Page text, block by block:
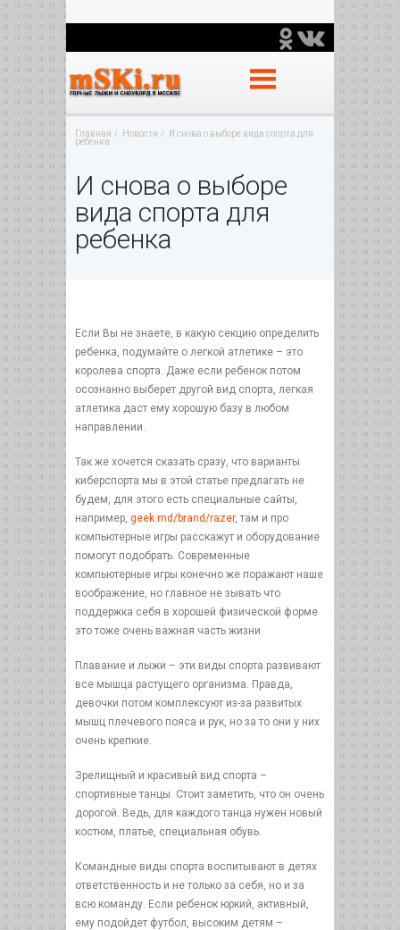
Главная Новости
И снова о выборе вида спорта для
ребенка
И снова о выборе
вида спорта для
ребенка
Если Вы не знаете, в какую секцию определить
ребенка, подумайте о легкой атлетике – это
королева спорта. Даже если ребенок потом
осознанно выберет другой вид спорта, легкая
атлетика даст ему хорошую базу в любом
направлении.
Так же хочется сказать сразу, что варианты
киберспорта мы в этой статье предлагать не
будем, для этого есть специальные сайты,
например, geek.md/brand/razer, там и про
компьютерные игры расскажут и оборудование
помогут подобрать. Современные
компьютерные игры конечно же поражают наше
воображение, но главное не зывать что
поддержка себя в хорошей физической форме
это тоже очень важная часть жизни.
Плавание и лыжи – эти виды спорта развивают
все мышца растущего организма. Правда,
девочки потом комплексуют из-за развитых
мышц плечевого пояса и рук, но за то они у них
очень крепкие.
Зрелищный и красивый вид спорта –
спортивные танцы. Стоит заметить, что он очень
дорогой. Ведь, для каждого танца нужен новый
костюм, платье, специальная обувь.
Командные виды спорта воспитывают в детях
ответственность и не только за себя, но и за
всю команду. Если ребенок юркий, активный,
ему подойдет футбол, высоким детям –